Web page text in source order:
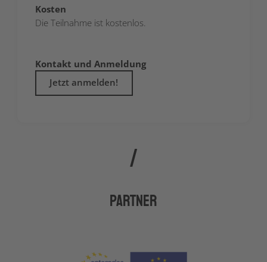
Kosten
Die Teilnahme ist kostenlos.
Kontakt und Anmeldung
Jetzt anmelden!
Partner